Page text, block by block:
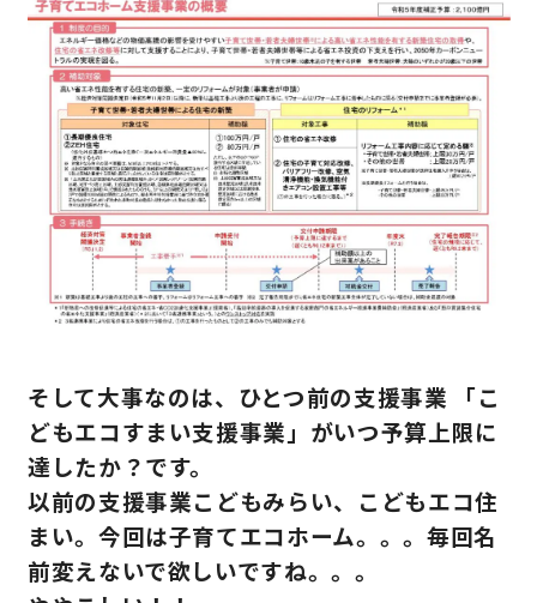
動画ギャラリー 採用情報
サイトマップ プライバシーポリシー
よくある質問
そして大事なのは、ひとつ前の支援事業 「こ
どもエコすまい支援事業」がいつ予算上限に
達したか？です。
以前の支援事業こどもみらい、こどもエコ住
まい。今回は子育てエコホーム。。。毎回名
前変えないで欲しいですね。。。